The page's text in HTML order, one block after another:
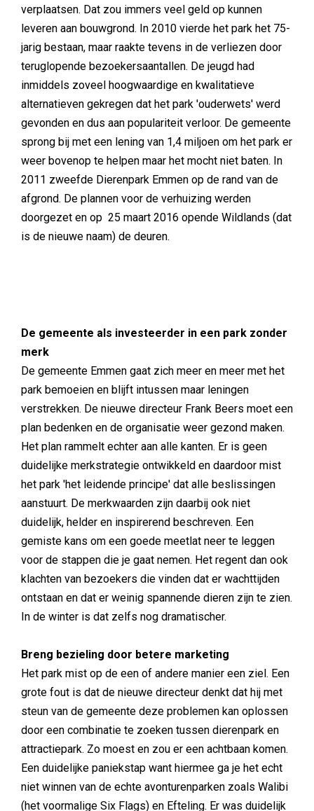
verplaatsen. Dat zou immers veel geld op kunnen
leveren aan bouwgrond. In 2010 vierde het park het 75-
jarig bestaan, maar raakte tevens in de verliezen door
teruglopende bezoekersaantallen. De jeugd had
inmiddels zoveel hoogwaardige en kwalitatieve
alternatieven gekregen dat het park 'ouderwets' werd
gevonden en dus aan populariteit verloor. De gemeente
sprong bij met een lening van 1,4 miljoen om het park er
weer bovenop te helpen maar het mocht niet baten. In
2011 zweefde Dierenpark Emmen op de rand van de
afgrond. De plannen voor de verhuizing werden
doorgezet en op 25 maart 2016 opende Wildlands (dat
is de nieuwe naam) de deuren.
De gemeente als investeerder in een park zonder
merk
De gemeente Emmen gaat zich meer en meer met het
park bemoeien en blijft intussen maar leningen
verstrekken. De nieuwe directeur Frank Beers moet een
plan bedenken en de organisatie weer gezond maken.
Het plan rammelt echter aan alle kanten. Er is geen
duidelijke merkstrategie ontwikkeld en daardoor mist
het park 'het leidende principe' dat alle beslissingen
aanstuurt. De merkwaarden zijn daarbij ook niet
duidelijk, helder en inspirerend beschreven. Een
gemiste kans om een goede meetlat neer te leggen
voor de stappen die je gaat nemen. Het regent dan ook
klachten van bezoekers die vinden dat er wachttijden
ontstaan en dat er weinig spannende dieren zijn te zien.
In de winter is dat zelfs nog dramatischer.
Breng bezieling door betere marketing
Het park mist op de een of andere manier een ziel. Een
grote fout is dat de nieuwe directeur denkt dat hij met
steun van de gemeente deze problemen kan oplossen
door een combinatie te zoeken tussen dierenpark en
attractiepark. Zo moest en zou er een achtbaan komen.
Een duidelijke paniekstap want hiermee ga je het echt
niet winnen van de echte avonturenparken zoals Walibi
(het voormalige Six Flags) en Efteling. Er was duidelijk